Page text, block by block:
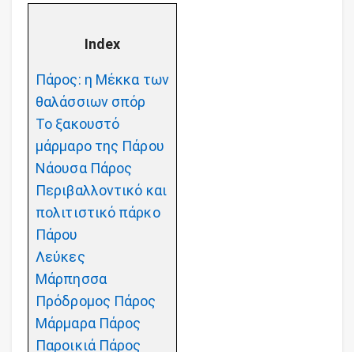
Index
Πάρος: η Μέκκα των
θαλάσσιων σπόρ
Το ξακουστό
μάρμαρο της Πάρου
Νάουσα Πάρος
Περιβαλλοντικό και
πολιτιστικό πάρκο
Πάρου
Λεύκες
Μάρπησσα
Πρόδρομος Πάρος
Μάρμαρα Πάρος
Παροικιά Πάρος